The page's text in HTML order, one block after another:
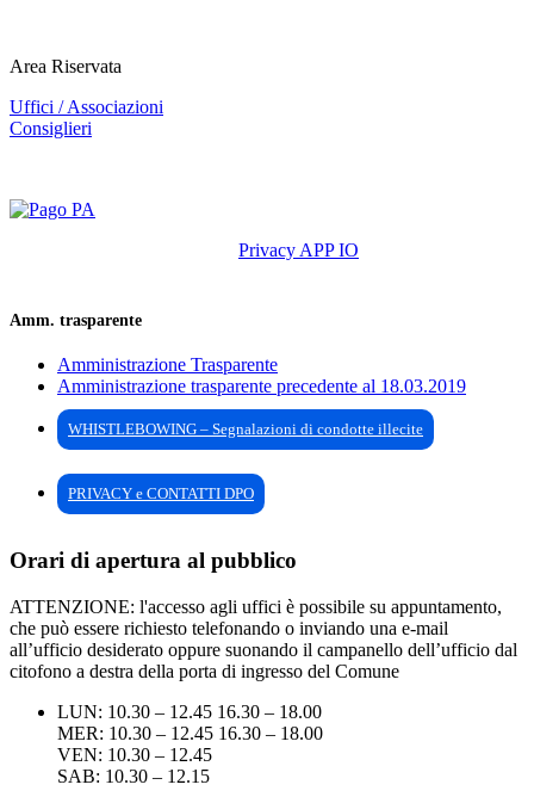
Area Riservata
Uffici / Associazioni
Consiglieri
Privacy APP IO
Amm. trasparente
Amministrazione Trasparente
Amministrazione trasparente precedente al 18.03.2019
WHISTLEBOWING – Segnalazioni di condotte illecite
PRIVACY e CONTATTI DPO
Orari di apertura al pubblico
ATTENZIONE: l'accesso agli uffici è possibile su appuntamento,
che può essere richiesto telefonando o inviando una e-mail
all’ufficio desiderato oppure suonando il campanello dell’ufficio dal
citofono a destra della porta di ingresso del Comune
LUN: 10.30 – 12.45 16.30 – 18.00
MER: 10.30 – 12.45 16.30 – 18.00
VEN: 10.30 – 12.45
SAB: 10.30 – 12.15